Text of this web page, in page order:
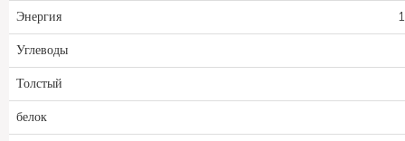
Энергия
Углеводы
Толстый
белок